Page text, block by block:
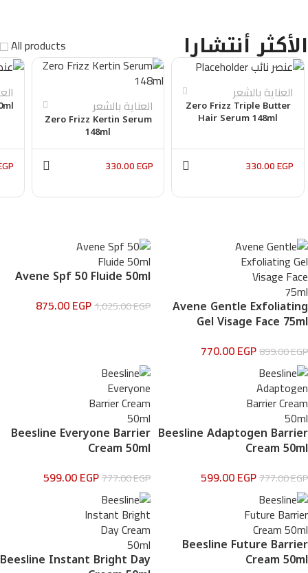
الأكثر أنتشارا All products
العناية بالشعر
Zero Frizz Triple Butter
Hair Serum 148ml
330.00EGP
العناية بالشعر
Zero Frizz Kertin Serum
148ml
330.00EGP
Mi Cordless Screwdriver
AirPods Pro 3
Shop Now
Avene Gentle Exfoliating
Gel Visage Face 75ml
899.00EGP
770.00EGP
Avene Spf 50 Fluide 50ml
1,025.00EGP
875.00EGP
Beesline Adaptogen Barrier
Cream 50ml
777.00EGP
599.00EGP
Beesline Everyone Barrier
Cream 50ml
777.00EGP
599.00EGP
Beesline Future Barrier
Cream 50ml
Beesline Instant Bright Day